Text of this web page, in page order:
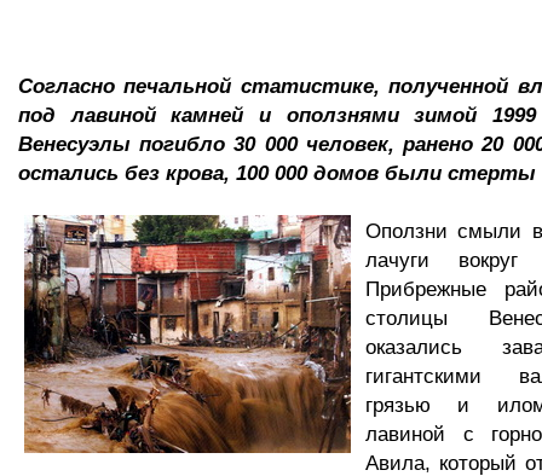
Согласно печальной статистике, полученной
под лавиной камней и оползнями зимой
Венесуэлы погибло 30 000 человек, ранено 20
остались без крова, 100 000 домов были стерты
Оползни смыли
лачуги вокруг
Прибрежные
столицы
оказались
гигантскими
грязью и
лавиной с
Авила, который